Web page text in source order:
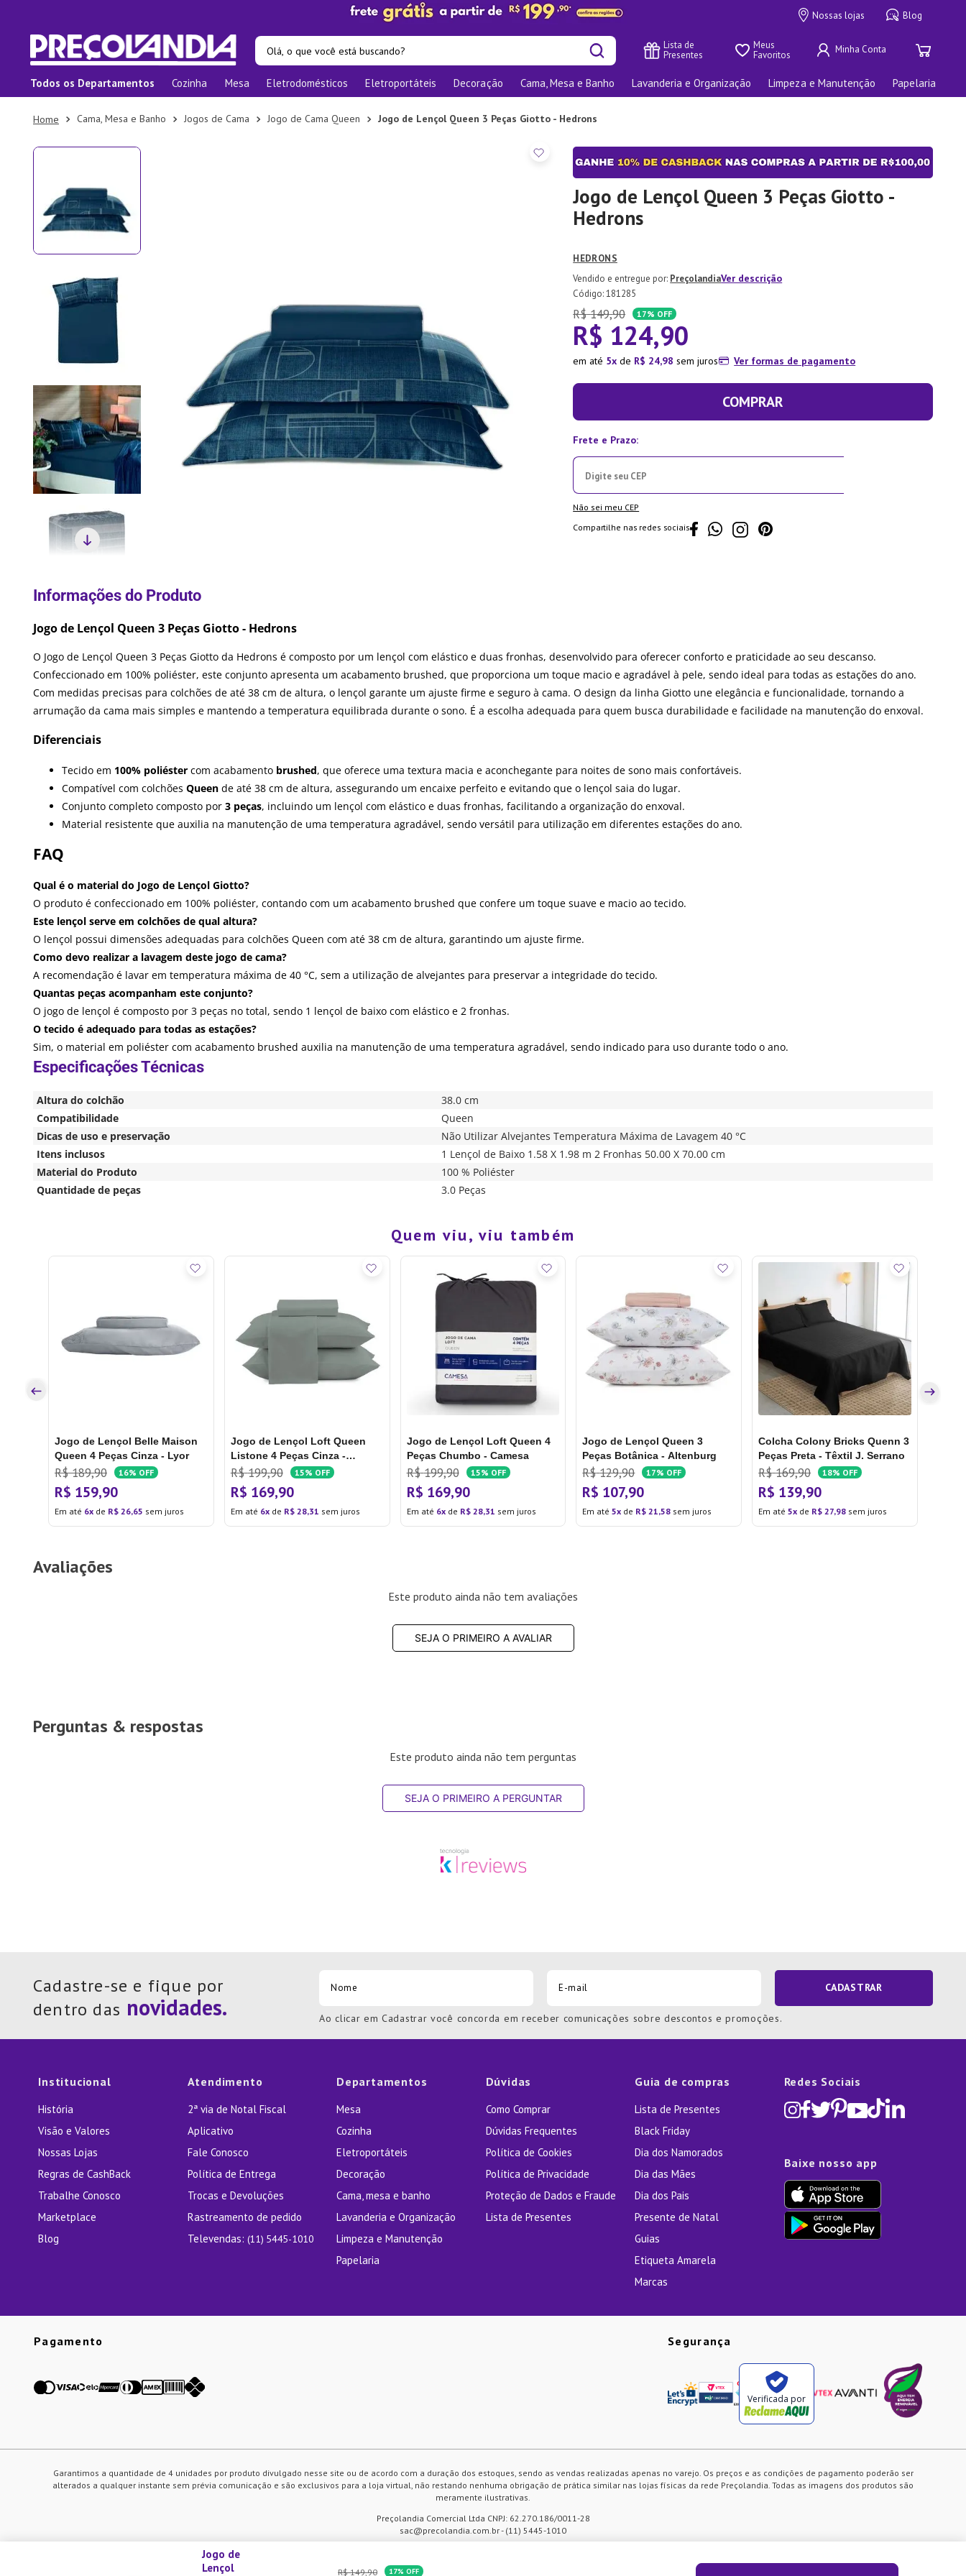
Nossas lojas Blog
Olá, o que você está buscando?
Lista de
Presentes
Meus
Favoritos
Todos os Departamentos Cozinha Mesa Eletrodomésticos Eletroportáteis Decoração Cama, Mesa e Banho Lavanderia e Organização Limpeza e Manutenção Papelaria
Cama, Mesa e Banho Jogos de Cama Jogo de Cama Queen Jogo de Lençol Queen 3 Peças Giotto - Hedrons
Jogo de Lençol Queen 3 Peças Giotto -
Hedrons
HEDRONS
PreçolandiaVer descrição
:181285
R$ 149,90 17% OFF
R$ 124,90
em até 5 de R$ 24,98 sem juros Ver formas de pagamento
COMPRAR
Não sei meu CEP
Compartilhe nas redes sociais
Jogo de Lençol Queen 3 Peças Giotto - Hedrons
O Jogo de Lençol Queen 3 Peças Giotto da Hedrons é composto por um lençol com elástico e duas fronhas, desenvolvido para oferecer conforto e praticidade ao seu descanso.
Confeccionado em 100% poliéster, este conjunto apresenta um acabamento brushed, que proporciona um toque macio e agradável à pele, sendo ideal para todas as estações do ano.
Com medidas precisas para colchões de até 38 cm de altura, o lençol garante um ajuste firme e seguro à cama. O design da linha Giotto une elegância e funcionalidade, tornando a
arrumação da cama mais simples e mantendo a temperatura equilibrada durante o sono. É a escolha adequada para quem busca durabilidade e facilidade na manutenção do enxoval.
Diferenciais
Tecido em 100% poliéster com acabamento brushed, que oferece uma textura macia e aconchegante para noites de sono mais confortáveis.
Compatível com colchões Queen de até 38 cm de altura, assegurando um encaixe perfeito e evitando que o lençol saia do lugar.
Conjunto completo composto por 3 peças, incluindo um lençol com elástico e duas fronhas, facilitando a organização do enxoval.
Material resistente que auxilia na manutenção de uma temperatura agradável, sendo versátil para utilização em diferentes estações do ano.
FAQ
Qual é o material do Jogo de Lençol Giotto?
O produto é confeccionado em 100% poliéster, contando com um acabamento brushed que confere um toque suave e macio ao tecido.
Este lençol serve em colchões de qual altura?
O lençol possui dimensões adequadas para colchões Queen com até 38 cm de altura, garantindo um ajuste firme.
Como devo realizar a lavagem deste jogo de cama?
A recomendação é lavar em temperatura máxima de 40 °C, sem a utilização de alvejantes para preservar a integridade do tecido.
Quantas peças acompanham este conjunto?
O jogo de lençol é composto por 3 peças no total, sendo 1 lençol de baixo com elástico e 2 fronhas.
O tecido é adequado para todas as estações?
Sim, o material em poliéster com acabamento brushed auxilia na manutenção de uma temperatura agradável, sendo indicado para uso durante todo o ano.
Altura do colchão
38.0 cm
Compatibilidade
Queen
Dicas de uso e preservação
Não Utilizar Alvejantes Temperatura Máxima de Lavagem 40 °C
Itens inclusos
1 Lençol de Baixo 1.58 X 1.98 m 2 Fronhas 50.00 X 70.00 cm
Material do Produto
100 % Poliéster
Quantidade de peças
3.0 Peças
Jogo de
Lençol
R$ 149,90 17% OFF
Quem viu, viu também
Jogo de Lençol Belle Maison
Queen 4 Peças Cinza - Lyor
R$ 189,90 16% OFF
R$ 159,90
Em até 6 de R$ 26,65 sem juros
Jogo de Lençol Loft Queen
Listone 4 Peças Cinza -
Camesa
R$ 199,90 15% OFF
R$ 169,90
Em até 6 de R$ 28,31 sem juros
Jogo de Lençol Loft Queen 4
Peças Chumbo - Camesa
R$ 199,90 15% OFF
R$ 169,90
Em até 6 de R$ 28,31 sem juros
Jogo de Lençol Queen 3
Peças Botânica - Altenburg
R$ 129,90 17% OFF
R$ 107,90
Em até5 de R$ 21,58 sem juros
Colcha Colony Bricks Quenn 3
Peças Preta - Têxtil J. Serrano
R$ 169,90 18% OFF
R$ 139,90
Em até5 de R$ 27,98 sem juros
Avaliações
Este produto ainda não tem avaliações
SEJA O PRIMEIRO A AVALIAR
Perguntas & respostas
Este produto ainda não tem perguntas
SEJA O PRIMEIRO A PERGUNTAR
Cadastre-se e fique por
dentro das
CADASTRAR
Ao clicar em Cadastrar você concorda em receber comunicações sobre descontos e promoções.
Institucional
História
Visão e Valores
Nossas Lojas
Regras de CashBack
Trabalhe Conosco
Marketplace
Blog
Atendimento
2ª via de Notal Fiscal
Aplicativo
Fale Conosco
Política de Entrega
Trocas e Devoluções
Rastreamento de pedido
Televendas: (11) 5445-1010
Departamentos
Mesa
Cozinha
Eletroportáteis
Decoração
Cama, mesa e banho
Lavanderia e Organização
Limpeza e Manutenção
Papelaria
Dúvidas
Como Comprar
Dúvidas Frequentes
Política de Cookies
Política de Privacidade
Proteção de Dados e Fraude
Lista de Presentes
Guia de compras
Lista de Presentes
Black Friday
Dia dos Namorados
Dia das Mães
Dia dos Pais
Presente de Natal
Guias
Etiqueta Amarela
Marcas
Redes Sociais
Baixe nosso app
Pagamento Segurança
Verificada por
Garantimos a quantidade de 4 unidades por produto divulgado nesse site ou de acordo com a duração dos estoques, sendo as vendas realizadas apenas no varejo. Os preços e as condições de pagamento poderão ser
alterados a qualquer instante sem prévia comunicação e são exclusivos para a loja virtual, não restando nenhuma obrigação de prática similar nas lojas físicas da rede Preçolandia. Todas as imagens dos produtos são
meramente ilustrativas.
Preçolandia Comercial Ltda CNPJ: 62.270.186/0011-28
sac@precolandia.com.br - (11) 5445-1010
Termos mais buscados
Panelas
9º
Xicara
10º Lixeira